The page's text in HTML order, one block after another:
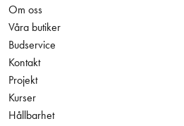
Om oss
Våra butiker
Budservice
Kontakt
Projekt
Kurser
Hållbarhet